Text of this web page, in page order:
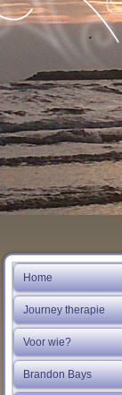
Home
Journey therapie
Voor wie?
Brandon Bays